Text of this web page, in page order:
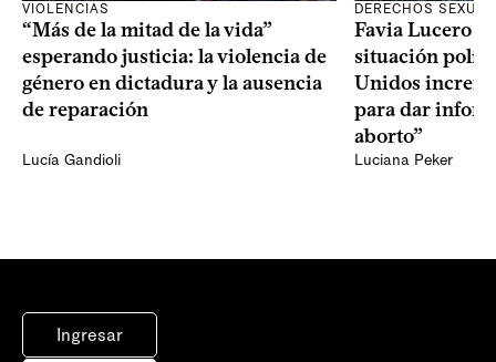
VIOLENCIAS
“Más de la mitad de la vida”
esperando justicia: la violencia de
género en dictadura y la ausencia
de reparación
Lucía Gandioli
DERECHOS
Favia Lucero
situación
Unidos
para dar
aborto”
Luciana Peker
Ingresar